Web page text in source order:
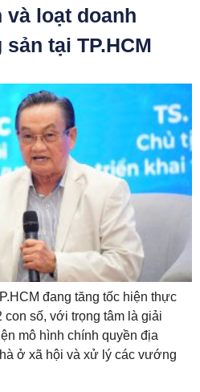
và loạt doanh
tại TP.HCM
đang tăng tốc hiện thực
số, với trọng tâm là giải
mô hình chính quyền địa
ở xã hội và xử lý các vướng